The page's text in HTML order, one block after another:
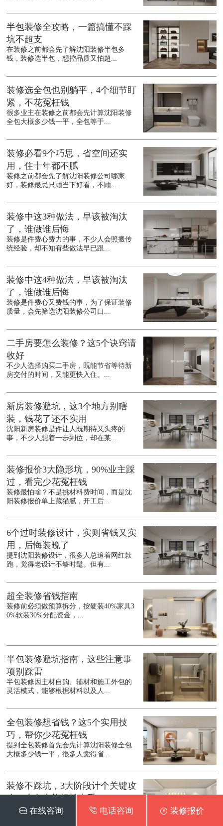
半包装修全攻略，一篇搞懂不踩
坑不超支
在装修之前都会先了解沈阳装修半包多
钱，装修选半包，想控品质又怕超...
装修选全包也别躺平，4个细节盯
紧，不花冤枉钱
很多业主在装修之前都会先计算沈阳装修
全包大概多少钱一平，全包等于...
装修必看9个巧思，省空间还实
用，住十年都不腻
装修之前都会先了解沈阳装修公司哪家
好，装修最忌只顾当下好看，不顾...
装修中这3种做法，早该被淘汰
了，谁做谁后悔
装修是件费心费力的事，不少人会照搬传
统经验，却不知有些做法早已跟...
装修中这4种做法，早该被淘汰
了，谁做谁后悔
装修是件费心又费钱的事，为了保证装修
质量，会先筛选沈阳装修公司口...
二手房要怎么装修？这5个诀窍请
收好
不少人选择购买二手房，既能节省等待新
房交付的时间，又能更快入住。...
新房装修避坑，这3个地方别瞎
装，钱花了还不实用
沈阳新房装修是件让人既期待又头疼的
事，不少人想着一步到位，却在某...
装修报价3大隐形坑，90%业主踩
过，看完少花冤枉钱
装修最怕啥？不是挑材料费时间，而是沈
阳装修报价单上藏猫腻，开工后...
6个过时装修设计，实则省钱又实
用，后悔装晚了
提到沈阳装修设计，很多人总追着网红款
跑，觉得老设计不够时髦。但有...
超全装修省钱指南
装修前必须做预算拆分，按硬装40%家具3
0%软装30%分配资金，...
半包装修避坑指南，这些注意事
项别踩雷
半包装修因主材自购、辅材和施工外包的
灵活模式，能够根据材料以及人...
全包装修想省钱？这5个实用技
巧，帮你少花冤枉钱
提到全包装修首先会先计算沈阳装修全包
大概多少钱一平，很多人觉得省...
装修不踩坑，3大阶段计个关键攻
装修是件耗时又复杂的事，不少业主因流
程混乱踩坑。很多业主会先了解...
 在线咨询  电话咨询  装修报价